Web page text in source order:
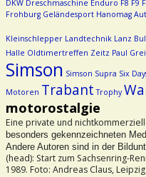
DKW Dreschmaschine Enduro F8 F9
Frohburg Geländesport Hanomag
Kleinschlepper Landtechnik Lanz
Halle Oldtimertreffen Zeitz Paul
Simson Simson Supra Six
Motoren Trabant Trophy
motorostalgie
Eine private und
besonders gekennzeichneten
Andere Autoren sind in der
(head): Start zum Sachsenring-
1989. Foto: Andreas Claus, Leipzig